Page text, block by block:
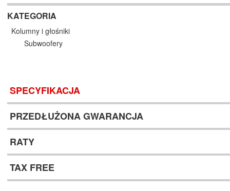
KATEGORIA
Kolumny i głośniki
Subwoofery
SPECYFIKACJA
PRZEDŁUŻONA GWARANCJA
RATY
TAX FREE